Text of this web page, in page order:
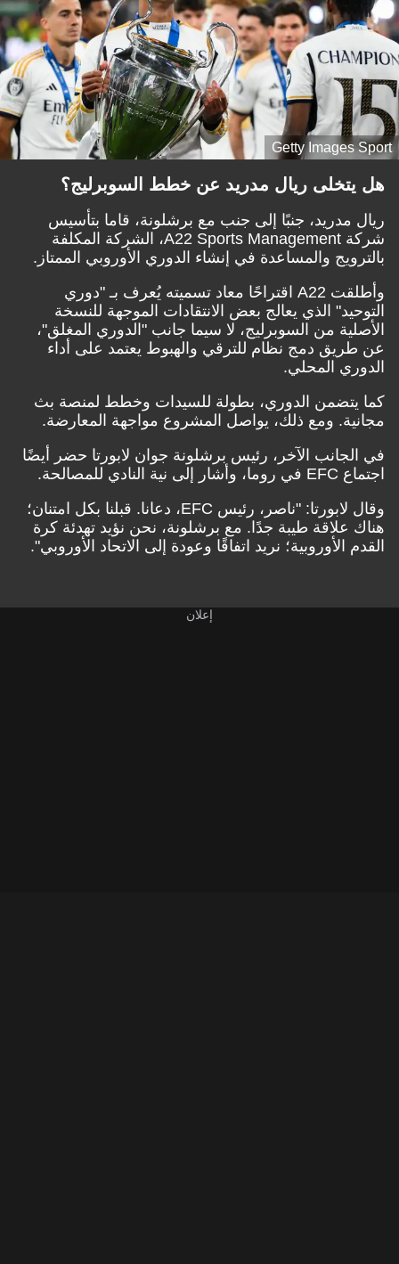
Getty Images Sport
هل يتخلى ريال مدريد عن خطط السوبرليج؟
ريال مدريد، جنبًا إلى جنب مع برشلونة، قاما بتأسيس
شركة A22 Sports Management، الشركة المكلفة
بالترويج والمساعدة في إنشاء الدوري الأوروبي الممتاز.
وأطلقت A22 اقتراحًا معاد تسميته يُعرف بـ "دوري
التوحيد" الذي يعالج بعض الانتقادات الموجهة للنسخة
الأصلية من السوبرليج، لا سيما جانب "الدوري المغلق"،
عن طريق دمج نظام للترقي والهبوط يعتمد على أداء
الدوري المحلي.
كما يتضمن الدوري، بطولة للسيدات وخطط لمنصة بث
مجانية. ومع ذلك، يواصل المشروع مواجهة المعارضة.
في الجانب الآخر، رئيس برشلونة جوان لابورتا حضر أيضًا
اجتماع EFC في روما، وأشار إلى نية النادي للمصالحة.
وقال لابورتا: "ناصر، رئيس EFC، دعانا. قبلنا بكل امتنان؛
هناك علاقة طيبة جدًا. مع برشلونة، نحن نؤيد تهدئة كرة
القدم الأوروبية؛ نريد اتفاقًا وعودة إلى الاتحاد الأوروبي".